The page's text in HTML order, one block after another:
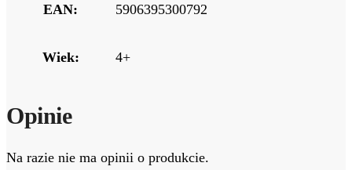
EAN: 5906395300792
Wiek: 4+
Opinie
Na razie nie ma opinii o produkcie.